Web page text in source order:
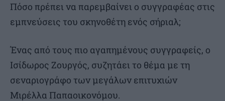
Πόσο πρέπει να παρεμβαίνει ο συγγραφέας στις
εμπνεύσεις του σκηνοθέτη ενός σήριαλ;
Ένας από τους πιο αγαπημένους συγγραφείς, ο
Ισίδωρος Ζουργός, συζητάει το θέμα με τη
σεναριογράφο των μεγάλων επιτυχιών
Μιρέλλα Παπαοικονόμου.